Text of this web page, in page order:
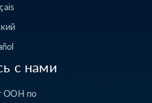
с нами
ООН по